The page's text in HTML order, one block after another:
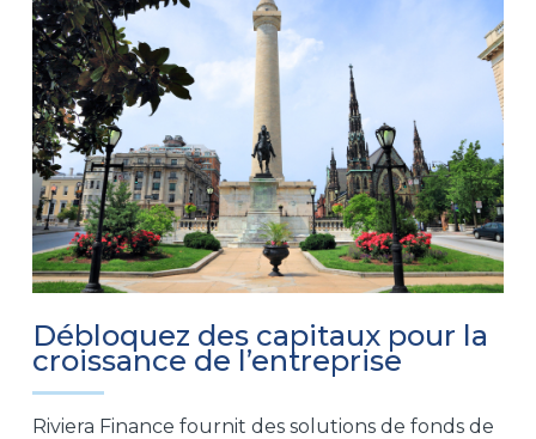
Débloquez des capitaux pour la
croissance de l’entreprise
Riviera Finance fournit des solutions de fonds de